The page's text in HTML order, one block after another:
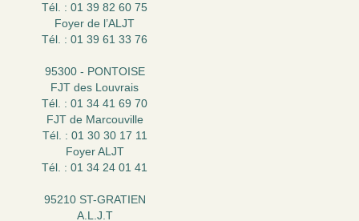
Tél. : 01 39 82 60 75
Foyer de l’ALJT
Tél. : 01 39 61 33 76
95300 - PONTOISE
FJT des Louvrais
Tél. : 01 34 41 69 70
FJT de Marcouville
Tél. : 01 30 30 17 11
Foyer ALJT
Tél. : 01 34 24 01 41
95210 ST-GRATIEN
A.L.J.T